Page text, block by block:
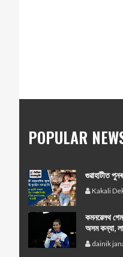
POPULAR
গুৱাহাটীত
Kakali
কমনৱেলথ
অসম কন্যা,
dainik